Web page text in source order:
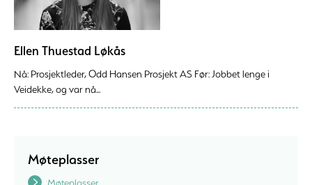
Ellen Thuestad Løkås
Nå: Prosjektleder, Odd Hansen Prosjekt AS Før: Jobbet lenge i
Veidekke, og var nå...
Møteplasser